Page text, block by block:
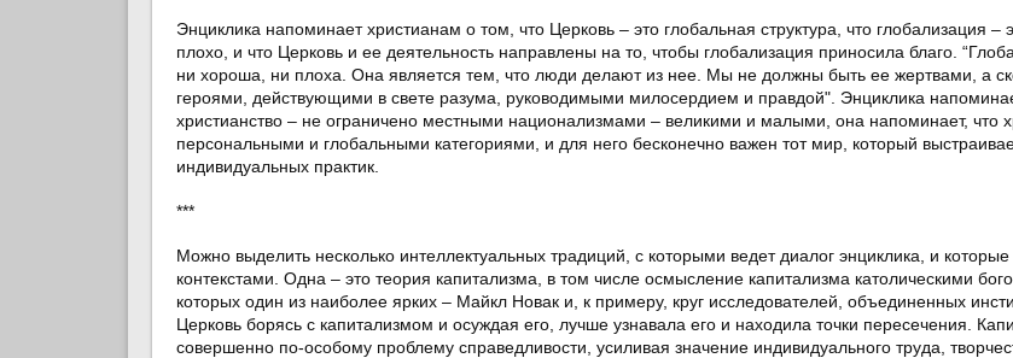
Энциклика напоминает христианам о том, что Церковь – это глобальная структура, что глобализация –
плохо, и что Церковь и ее деятельность направлены на то, чтобы глобализация приносила благо.
ни хороша, ни плоха. Она является тем, что люди делают из нее. Мы не должны быть ее жертвами, а
героями, действующими в свете разума, руководимыми милосердием и правдой". Энциклика
христианство – не ограничено местными национализмами – великими и малыми, она напоминает, что
персональными и глобальными категориями, и для него бесконечно важен тот мир, который
индивидуальных практик.
***
Можно выделить несколько интеллектуальных традиций, с которыми ведет диалог энциклика, и
контекстами. Одна – это теория капитализма, в том числе осмысление капитализма католическими
которых один из наиболее ярких – Майкл Новак и, к примеру, круг исследователей, объединенных
Церковь борясь с капитализмом и осуждая его, лучше узнавала его и находила точки пересечения.
совершенно по-особому проблему справедливости, усиливая значение индивидуального труда,